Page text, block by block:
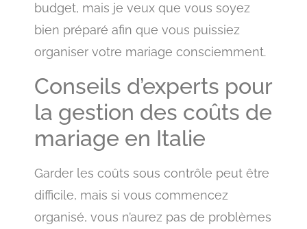
budget, mais je veux que vous soyez
bien préparé afin que vous puissiez
organiser votre mariage consciemment.
Conseils d’experts pour
la gestion des coûts de
mariage en Italie
Garder les coûts sous contrôle peut être
difficile, mais si vous commencez
organisé, vous n’aurez pas de problèmes